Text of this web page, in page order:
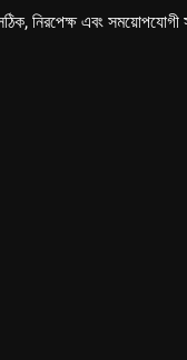
নিরপেক্ষ এবং